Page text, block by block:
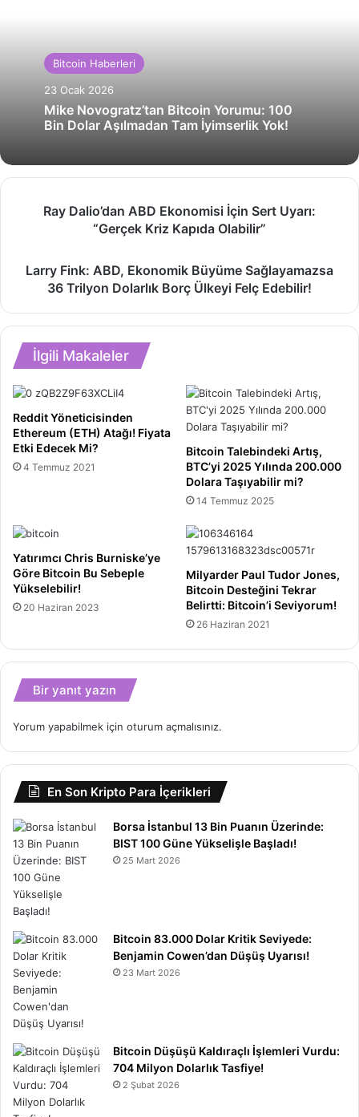
Bitcoin Haberleri
23 Ocak 2026
Mike Novogratz’tan Bitcoin Yorumu: 100
Bin Dolar Aşılmadan Tam İyimserlik Yok!
Dalio’dan
İçin
Kapıda
Olabilir”
Ray Dalio’dan ABD Ekonomisi İçin Sert Uyarı:
“Gerçek Kriz Kapıda Olabilir”
Fink:
Ekonomik
Büyüme
Sağlayamazsa
36
Dolarlık
Borç
Ülkeyi
Felç
Edebilir!
Larry Fink: ABD, Ekonomik Büyüme Sağlayamazsa
36 Trilyon Dolarlık Borç Ülkeyi Felç Edebilir!
İlgili Makaleler
Reddit Yöneticisinden
Ethereum (ETH) Atağı! Fiyata
Etki Edecek Mi?
4 Temmuz 2021
Bitcoin Talebindeki Artış,
BTC’yi 2025 Yılında 200.000
Dolara Taşıyabilir mi?
14 Temmuz 2025
Yatırımcı Chris Burniske’ye
Göre Bitcoin Bu Sebeple
Yükselebilir!
20 Haziran 2023
Milyarder Paul Tudor Jones,
Bitcoin Desteğini Tekrar
Belirtti: Bitcoin’i Seviyorum!
26 Haziran 2021
Bir yanıt yazın
Yorum yapabilmek için oturum açmalısınız.
En Son Kripto Para İçerikleri
Borsa İstanbul 13 Bin Puanın Üzerinde:
BIST 100 Güne Yükselişle Başladı!
25 Mart 2026
Bitcoin 83.000 Dolar Kritik Seviyede:
Benjamin Cowen’dan Düşüş Uyarısı!
23 Mart 2026
Bitcoin Düşüşü Kaldıraçlı İşlemleri Vurdu:
704 Milyon Dolarlık Tasfiye!
2 Şubat 2026